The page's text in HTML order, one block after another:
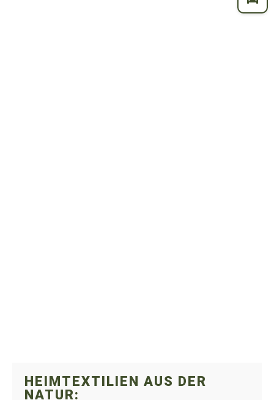
HEIMTEXTILIEN AUS DER
NATUR: